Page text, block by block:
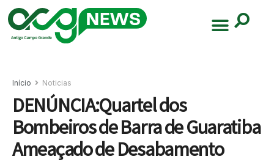
Início Noticias
DENÚNCIA:Quartel dos
Bombeiros de Barra de Guaratiba
Ameaçado de Desabamento